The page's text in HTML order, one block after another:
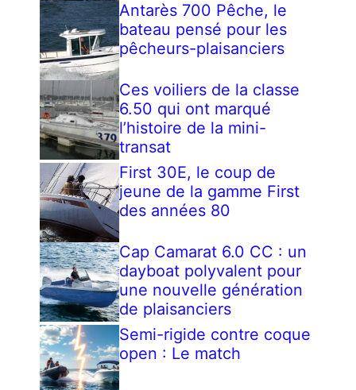
Antarès 700 Pêche, le
bateau pensé pour les
pêcheurs-plaisanciers
Ces voiliers de la classe
6.50 qui ont marqué
l’histoire de la mini-
transat
First 30E, le coup de
jeune de la gamme First
des années 80
Cap Camarat 6.0 CC : un
dayboat polyvalent pour
une nouvelle génération
de plaisanciers
Semi-rigide contre coque
open : Le match